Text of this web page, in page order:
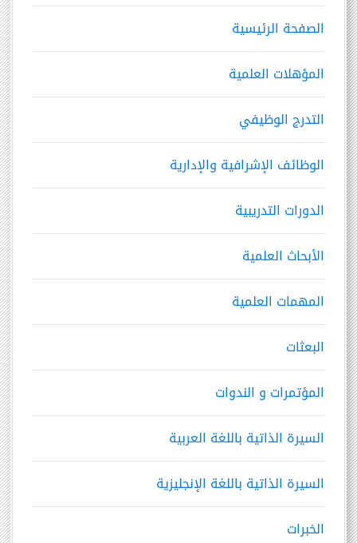
الصفحة الرئيسية
المؤهلات العلمية
التدرج الوظيفي
الوظائف الإشرافية والإدارية
الدورات التدريبية
الأبحاث العلمية
المهمات العلمية
البعثات
المؤتمرات و الندوات
السيرة الذاتية باللغة العربية
السيرة الذاتية باللغة الإنجليزية
الخبرات